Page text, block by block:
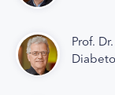
Prof.